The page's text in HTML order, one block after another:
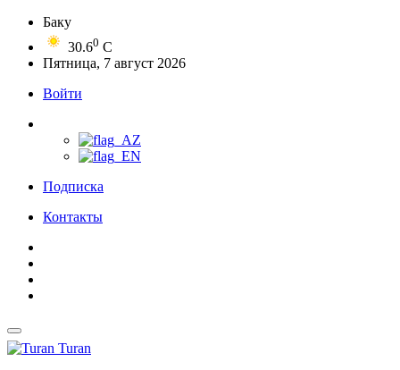
Баку
30.60 C
Пятница, 7 август 2026
Войти
Подписка
Контакты
Turan